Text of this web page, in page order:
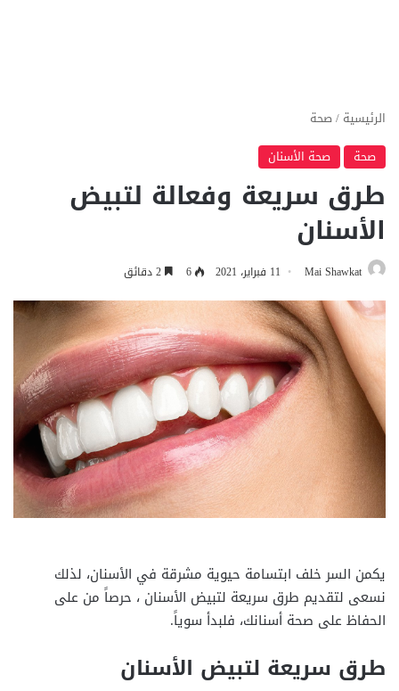
الرئيسية /صحة
صحة
صحة الأسنان
طرق سريعة وفعالة لتبيض
الأسنان
Mai Shawkat 11 فبراير، 2021 6
يكمن السر خلف ابتسامة حيوية مشرقة في الأسنان، لذلك
نسعى لتقديم طرق سريعة لتبيض الأسنان ، حرصاً من على
الحفاظ على صحة أسنانك، فلبدأ سوياً.
طرق سريعة لتبيض الأسنان